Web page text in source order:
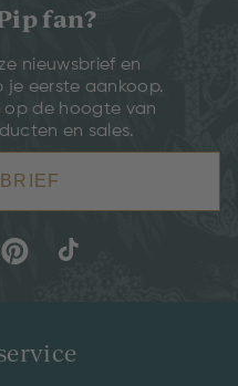
fan?
nieuwsbrief en
eerste aankoop.
op de hoogte van
en sales.